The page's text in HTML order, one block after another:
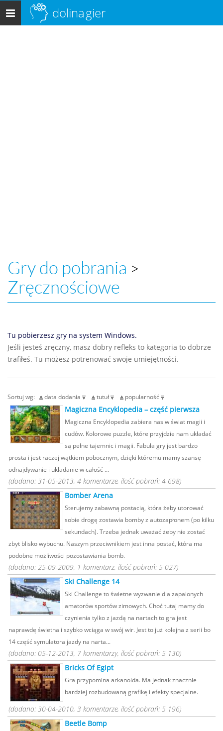
Menu
główne
dolinagier
Gry do pobrania >
Zręcznościowe
Tu pobierzesz gry na system Windows.
Jeśli jesteś zręczny, masz dobry refleks to kategoria to dobrze
trafiłeś. Tu możesz potrenować swoje umiejętności.
Sortuj wg: data dodania tutuł popularność
Magiczna Encyklopedia – część pierwsza
Magiczna Encyklopedia zabiera nas w świat magii i
cudów. Kolorowe puzzle, które przyjdzie nam układać
są pełne tajemnic i magii. Fabuła gry jest bardzo
prosta i jest raczej wątkiem pobocznym, dzięki któremu mamy szansę
odnajdywanie i układanie w całość ...
(dodano: 31-05-2013, 4 komentarze, ilość pobrań: 4 698)
Bomber Arena
Sterujemy zabawną postacią, która żeby utorować
sobie drogę zostawia bomby z autozapłonem (po kilku
sekundach). Trzeba jednak uważać żeby nie zostać
zbyt blisko wybuchu. Naszym przeciwnikiem jest inna postać, która ma
podobne możliwości pozostawiania bomb.
(dodano: 25-09-2009, 1 komentarz, ilość pobrań: 5 027)
Ski Challenge 14
Ski Challenge to świetne wyzwanie dla zapalonych
amatorów sportów zimowych. Choć tutaj mamy do
czynienia tylko z jazdą na nartach to gra jest
naprawdę świetna i szybko wciąga w swój wir. Jest to już kolejna z serii bo
14 część symulatora jazdy na narta...
(dodano: 05-12-2013, 7 komentarzy, ilość pobrań: 5 130)
Bricks Of Egipt
Gra przypomina arkanoida. Ma jednak znacznie
bardziej rozbudowaną grafikę i efekty specjalne.
(dodano: 30-04-2010, 3 komentarze, ilość pobrań: 5 196)
Beetle Bomp